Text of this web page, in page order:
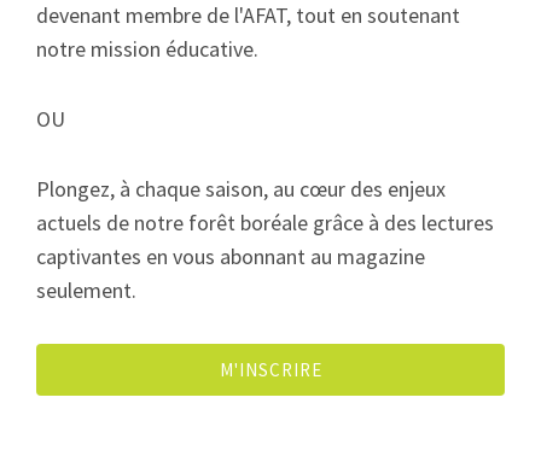
devenant membre de l'AFAT, tout en soutenant
notre mission éducative.
OU
Plongez, à chaque saison, au cœur des enjeux
actuels de notre forêt boréale grâce à des lectures
captivantes en vous abonnant au magazine
seulement.
M'INSCRIRE